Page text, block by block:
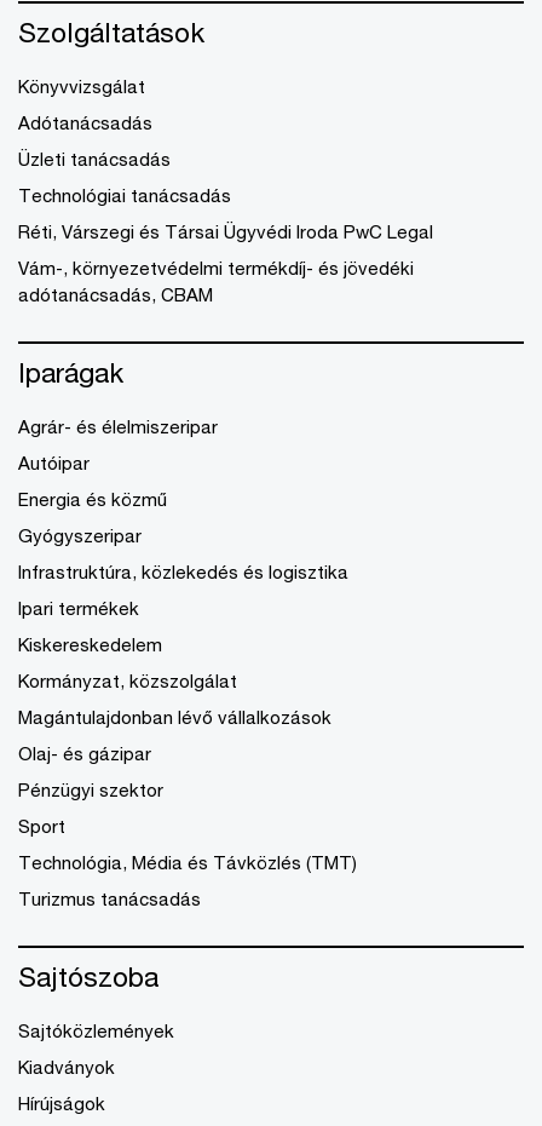
Szolgáltatások
Könyvvizsgálat
Adótanácsadás
Üzleti tanácsadás
Technológiai tanácsadás
Réti, Várszegi és Társai Ügyvédi Iroda PwC Legal
Vám-, környezetvédelmi termékdíj- és jövedéki
adótanácsadás, CBAM
Iparágak
Agrár- és élelmiszeripar
Autóipar
Energia és közmű
Gyógyszeripar
Infrastruktúra, közlekedés és logisztika
Ipari termékek
Kiskereskedelem
Kormányzat, közszolgálat
Magántulajdonban lévő vállalkozások
Olaj- és gázipar
Pénzügyi szektor
Sport
Technológia, Média és Távközlés (TMT)
Turizmus tanácsadás
Sajtószoba
Sajtóközlemények
Kiadványok
Hírújságok